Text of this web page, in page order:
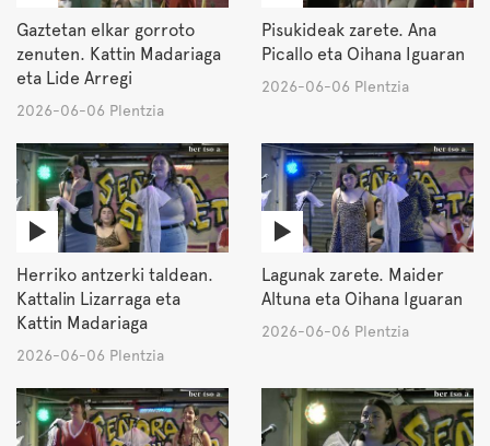
Gaztetan elkar gorroto
zenuten. Kattin Madariaga
eta Lide Arregi
2026-06-06 Plentzia
Pisukideak zarete. Ana
Picallo eta Oihana Iguaran
2026-06-06 Plentzia
Herriko antzerki taldean.
Kattalin Lizarraga eta
Kattin Madariaga
2026-06-06 Plentzia
Lagunak zarete. Maider
Altuna eta Oihana Iguaran
2026-06-06 Plentzia